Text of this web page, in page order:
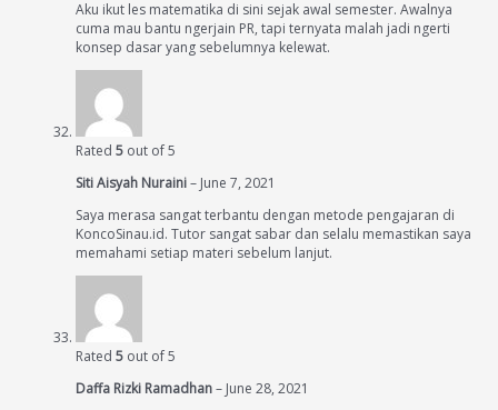
Aku ikut les matematika di sini sejak awal semester. Awalnya
cuma mau bantu ngerjain PR, tapi ternyata malah jadi ngerti
konsep dasar yang sebelumnya kelewat.
Rated 5 out of 5
Siti Aisyah Nuraini– June 7, 2021
Saya merasa sangat terbantu dengan metode pengajaran di
KoncoSinau.id. Tutor sangat sabar dan selalu memastikan saya
memahami setiap materi sebelum lanjut.
Rated 5 out of 5
Daffa Rizki Ramadhan– June 28, 2021